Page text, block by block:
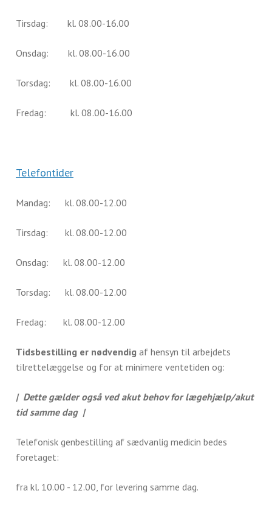
Tirsdag: kl. 08.00-16.00
Onsdag: kl. 08.00-16.00
Torsdag: kl. 08.00-16.00
Fredag: kl. 08.00-16.00
Telefontider
Mandag: kl. 08.00-12.00
Tirsdag: kl. 08.00-12.00
Onsdag: kl. 08.00-12.00
Torsdag: kl. 08.00-12.00
Fredag: kl. 08.00-12.00
Tidsbestilling er nødvendig af hensyn til arbejdets
tilrettelæggelse og for at minimere ventetiden og:
| Dette gælder også ved akut behov for lægehjælp/akut
tid samme dag |
Telefonisk genbestilling af sædvanlig medicin bedes
foretaget:
fra kl. 10.00 - 12.00, for levering samme dag.